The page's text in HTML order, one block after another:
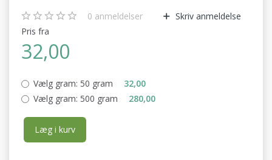
0 anmeldelser
Skriv anmeldelse
Pris fra
32,00
Vælg gram: 50 gram
32,00
Vælg gram: 500 gram 280,00
Læg i kurv